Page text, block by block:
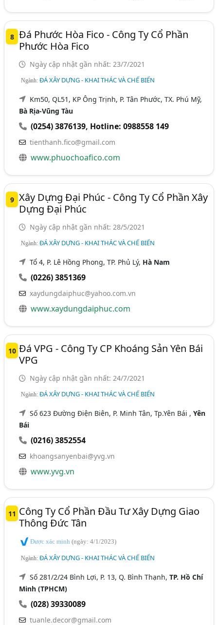
8 Đá Phước Hòa Fico - Công Ty Cổ Phần
Phước Hòa Fico
Ngày cập nhật gần nhất: 23/7/2021
Ngành:ĐÁ XÂY DỰNG - KHAI THÁC VÀ CHẾ BIẾN
Km50, QL51, KP Ông Trịnh, P. Tân Phước, TX. Phú Mỹ,
Bà Rịa-Vũng Tàu
(0254) 3876139, Hotline: 0988558 149
tienthanh.fico@gmail.com
www.phuochoafico.com
9 Xây Dựng Đại Phúc - Công Ty Cổ Phần Xây
Dựng Đại Phúc
Ngày cập nhật gần nhất: 28/5/2021
Ngành:ĐÁ XÂY DỰNG - KHAI THÁC VÀ CHẾ BIẾN
Tổ 4, P. Lê Hồng Phong, TP. Phủ Lý, Hà Nam
(0226) 3851369
xaydungdaiphuc@yahoo.com.vn
www.xaydungdaiphuc.com
10 Đá VPG - Công Ty CP Khoáng Sản Yên Bái
VPG
Ngày cập nhật gần nhất: 24/7/2021
Ngành:ĐÁ XÂY DỰNG - KHAI THÁC VÀ CHẾ BIẾN
Số 623 Đường Điện Biên, P. Minh Tân, Tp.Yên Bái ,Yên
Bái
(0216) 3852554
khoangsanyenbai@yvg.vn
www.yvg.vn
11 Công Ty Cổ Phần Đầu Tư Xây Dựng Giao
Thông Đức Tân
Được xác minh(ngày: 4/1/2023)
Ngành:ĐÁ XÂY DỰNG - KHAI THÁC VÀ CHẾ BIẾN
Số 281/2/24 Bình Lợi, P. 13, Q. Bình Thạnh,TP. Hồ Chí
Minh (TPHCM)
(028) 39330089
tuanle.decor@gmail.com